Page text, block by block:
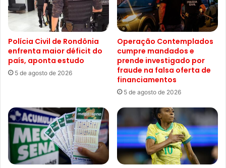
Polícia Civil de Rondônia
enfrenta maior déficit do
país, aponta estudo
5 de agosto de 2026
Operação Contemplados
cumpre mandados e
prende investigado por
fraude na falsa oferta de
financiamentos
5 de agosto de 2026